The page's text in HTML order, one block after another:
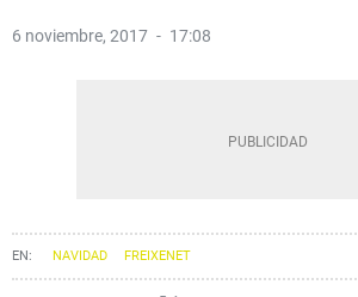
6 noviembre, 2017 17:08
NAVIDAD FREIXENET